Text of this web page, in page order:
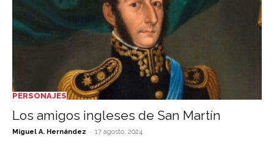
PERSONAJES
Los amigos ingleses de San Martín
Miguel A. Hernández - 17 agosto, 2024